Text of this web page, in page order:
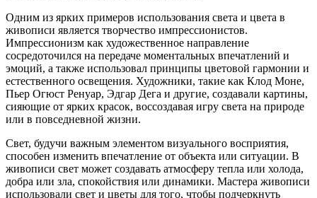
Одним из ярких примеров использования света и цвета в
живописи является творчество импрессионистов.
Импрессионизм как художественное направление
сосредоточился на передаче моментальных впечатлений и
эмоций, а также использовал принципы цветовой гармонии и
естественного освещения. Художники, такие как Клод Моне,
Пьер Огюст Ренуар, Эдгар Дега и другие, создавали картины,
сияющие от ярких красок, воссоздавая игру света на природе
или в повседневной жизни.
Свет, будучи важным элементом визуального восприятия,
способен изменить впечатление от объекта или ситуации. В
живописи свет может создавать атмосферу тепла или холода,
добра или зла, спокойствия или динамики. Мастера живописи
использовали свет и цветы для того, чтобы подчеркнуть